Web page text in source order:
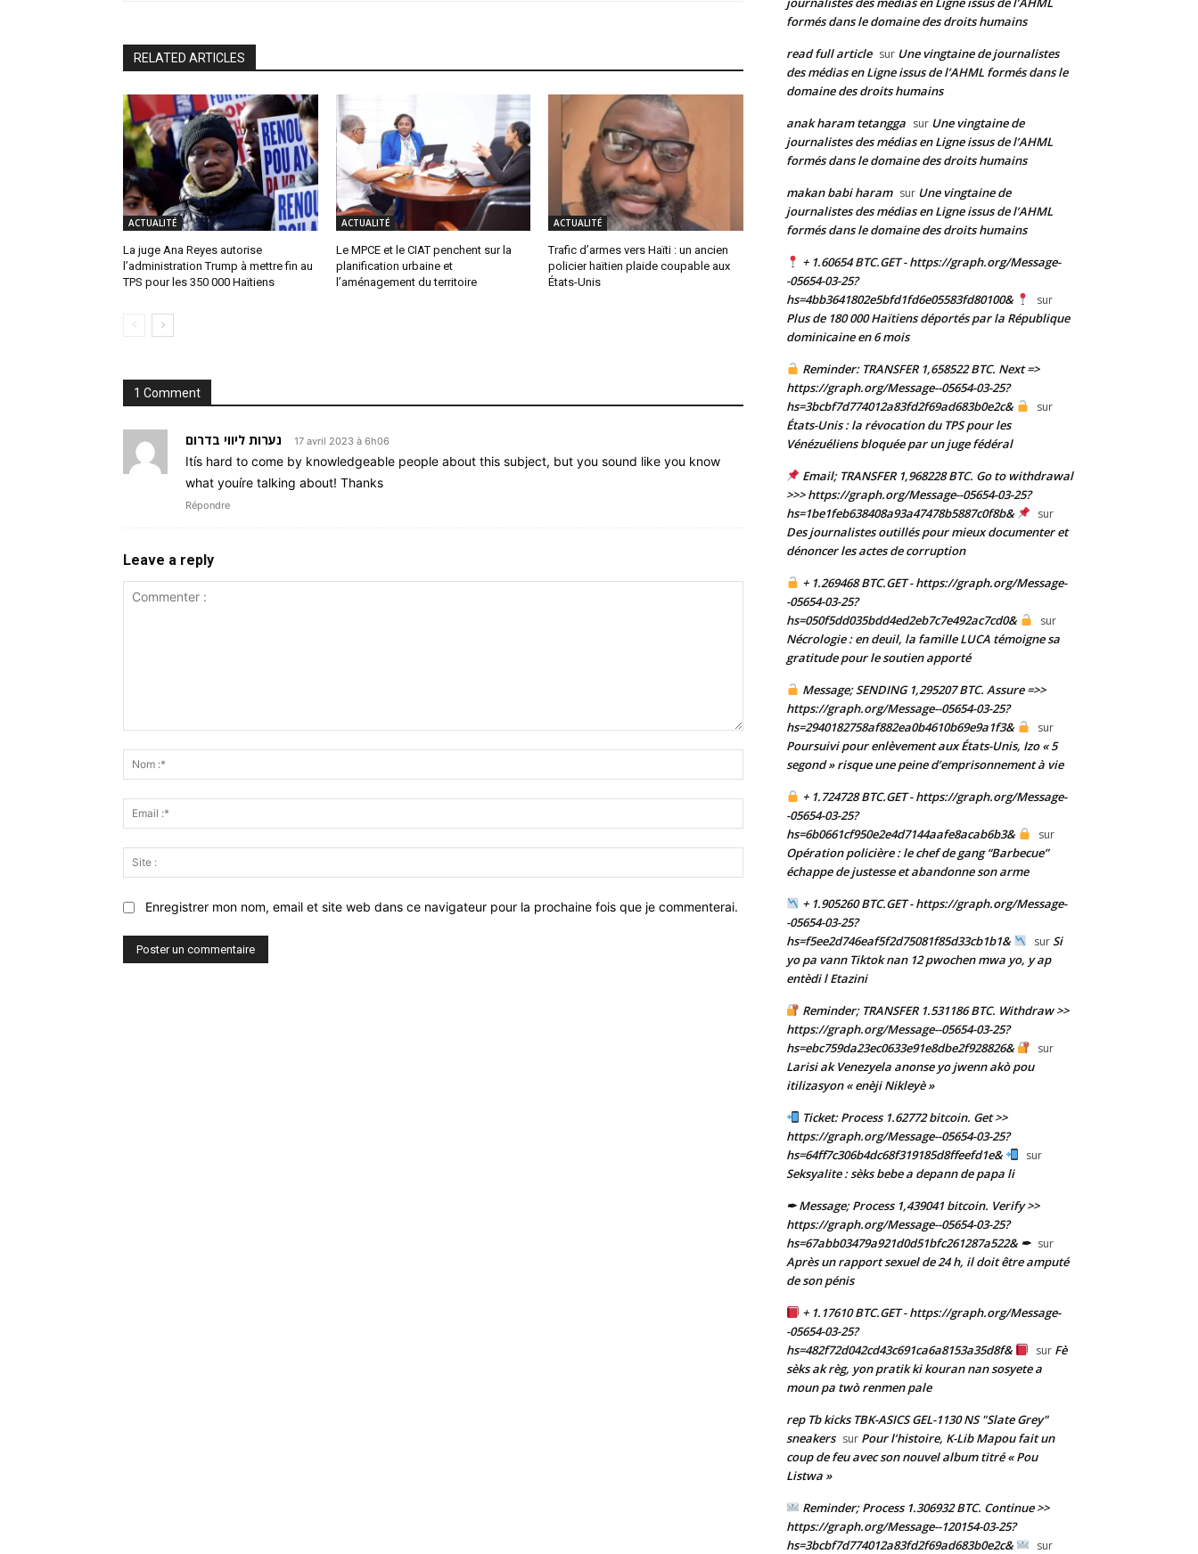
RELATED ARTICLES
ACTUALITÉ
La juge Ana Reyes autorise
l’administration Trump à mettre fin au
TPS pour les 350 000 Haïtiens
ACTUALITÉ
Le MPCE et le CIAT penchent sur la
planification urbaine et
l’aménagement du territoire
ACTUALITÉ
Trafic d’armes vers Haïti : un ancien
policier haïtien plaide coupable aux
États-Unis
1 Comment
נערות ליווי בדרום 17 avril 2023 à 6h06
Itís hard to come by knowledgeable people about this subject, but you sound like you know
what youíre talking about! Thanks
Répondre
Leave a reply
:*
:*
:
Enregistrer mon nom, email et site web dans ce navigateur pour la prochaine fois que je commenterai.
formés dans le domaine des droits humains
read full article sur Une vingtaine de journalistes
des médias en Ligne issus de l’AHML formés dans le
domaine des droits humains
anak haram tetangga sur Une vingtaine de
journalistes des médias en Ligne issus de l’AHML
formés dans le domaine des droits humains
makan babi haram sur Une vingtaine de
journalistes des médias en Ligne issus de l’AHML
formés dans le domaine des droits humains
+ 1.60654 BTC.GET - https://graph.org/Message-
-05654-03-25?
hs=4bb3641802e5bfd1fd6e05583fd80100&
sur
Plus de 180 000 Haïtiens déportés par la République
dominicaine en 6 mois
Reminder: TRANSFER 1,658522 BTC. Next =>
https://graph.org/Message--05654-03-25?
hs=3bcbf7d774012a83fd2f69ad683b0e2c&
sur
États-Unis : la révocation du TPS pour les
Vénézuéliens bloquée par un juge fédéral
Email; TRANSFER 1,968228 BTC. Go to withdrawal
>>> https://graph.org/Message--05654-03-25?
hs=1be1feb638408a93a47478b5887c0f8b&
sur
Des journalistes outillés pour mieux documenter et
dénoncer les actes de corruption
+ 1.269468 BTC.GET - https://graph.org/Message-
-05654-03-25?
hs=050f5dd035bdd4ed2eb7c7e492ac7cd0&
sur
Nécrologie : en deuil, la famille LUCA témoigne sa
gratitude pour le soutien apporté
Message; SENDING 1,295207 BTC. Assure =>>
https://graph.org/Message--05654-03-25?
hs=2940182758af882ea0b4610b69e9a1f3&
sur
Poursuivi pour enlèvement aux États-Unis, Izo « 5
segond » risque une peine d’emprisonnement à vie
+ 1.724728 BTC.GET - https://graph.org/Message-
-05654-03-25?
hs=6b0661cf950e2e4d7144aafe8acab6b3&
sur
Opération policière : le chef de gang “Barbecue”
échappe de justesse et abandonne son arme
+ 1.905260 BTC.GET - https://graph.org/Message-
-05654-03-25?
hs=f5ee2d746eaf5f2d75081f85d33cb1b1&
surSi
yo pa vann Tiktok nan 12 pwochen mwa yo, y ap
entèdi l Etazini
Reminder; TRANSFER 1.531186 BTC. Withdraw >>
https://graph.org/Message--05654-03-25?
hs=ebc759da23ec0633e91e8dbe2f928826&
sur
Larisi ak Venezyela anonse yo jwenn akò pou
itilizasyon « enèji Nikleyè »
Ticket: Process 1.62772 bitcoin. Get >>
https://graph.org/Message--05654-03-25?
hs=64ff7c306b4dc68f319185d8ffeefd1e&
sur
Seksyalite : sèks bebe a depann de papa li
✒ Message; Process 1,439041 bitcoin. Verify >>
https://graph.org/Message--05654-03-25?
hs=67abb03479a921d0d51bfc261287a522& ✒ sur
Après un rapport sexuel de 24 h, il doit être amputé
de son pénis
+ 1.17610 BTC.GET - https://graph.org/Message-
-05654-03-25?
hs=482f72d042cd43c691ca6a8153a35d8f&
sur Fè
sèks ak règ, yon pratik ki kouran nan sosyete a
moun pa twò renmen pale
rep Tb kicks TBK-ASICS GEL-1130 NS "Slate Grey"
sneakers sur Pour l’histoire, K-Lib Mapou fait un
coup de feu avec son nouvel album titré « Pou
Listwa »
Reminder; Process 1.306932 BTC. Continue >>
https://graph.org/Message--120154-03-25?
hs=3bcbf7d774012a83fd2f69ad683b0e2c&
sur